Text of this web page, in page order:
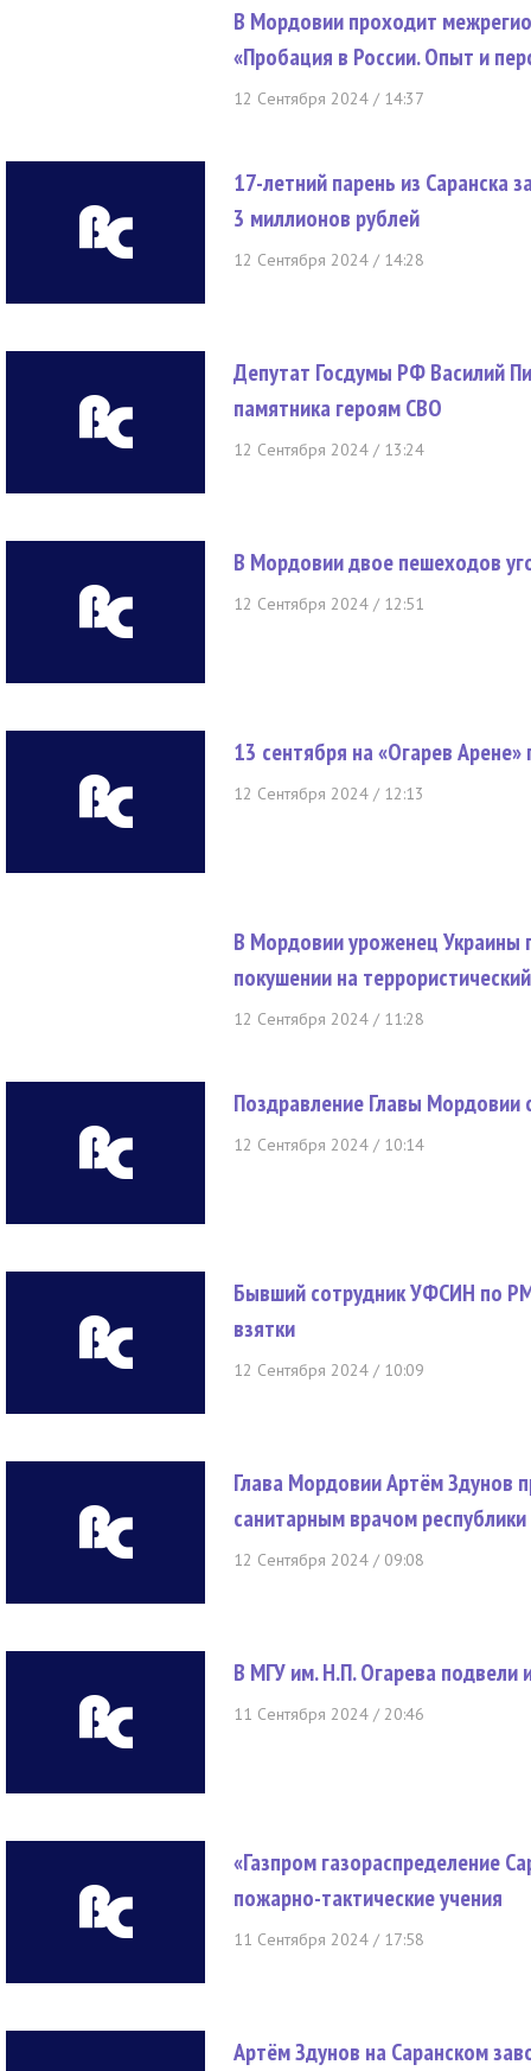
В Мордовии проходит
«Пробация в России. Опыт и
12 Сентября 2024 / 14:37
17-летний парень из Саранска
3 миллионов рублей
12 Сентября 2024 / 14:28
Депутат Госдумы РФ Василий
памятника героям СВО
12 Сентября 2024 / 13:24
В Мордовии двое пешеходов
12 Сентября 2024 / 12:51
13 сентября на «Огарев
12 Сентября 2024 / 12:13
В Мордовии уроженец Украины
покушении на
12 Сентября 2024 / 11:28
Поздравление Главы Мордовии
12 Сентября 2024 / 10:14
Бывший сотрудник УФСИН по
взятки
12 Сентября 2024 / 10:09
Глава Мордовии Артём Здунов
санитарным врачом
12 Сентября 2024 / 09:08
В МГУ им. Н.П. Огарева подвели
11 Сентября 2024 / 20:46
«Газпром газораспределение
пожарно-тактические учения
11 Сентября 2024 / 17:58
Артём Здунов на Саранском